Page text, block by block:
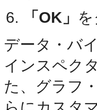
「OK」
データ・バ
インスペク
た、グラフ